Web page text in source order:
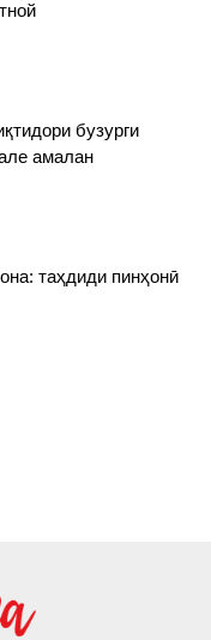
бузурги
амалан
таҳдиди пинҳонӣ